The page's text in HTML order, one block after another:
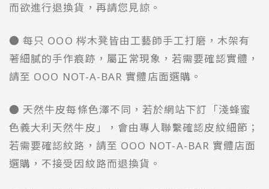
而欲進行退換貨，再請您見諒。
● 每只 OOO 梣木凳皆由工藝師手工打磨，木架有
著細膩的手作痕跡，屬正常現象，若需要確認實體，
請至 OOO NOT-A-BAR 實體店面選購。
● 天然牛皮每條色澤不同，若於網站下訂「淺蜂蜜
色義大利天然牛皮」，會由專人聯繫確認皮紋細節；
若需要確認紋路，請至 OOO NOT-A-BAR 實體店面
選購，不接受因紋路而退換貨。